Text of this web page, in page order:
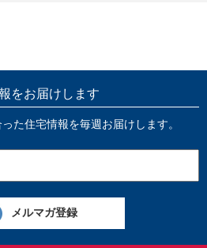
をお届けします
た住宅情報を毎週お届けします。